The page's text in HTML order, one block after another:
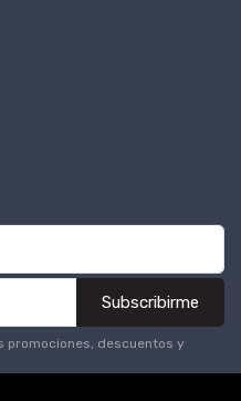
Subscribirme
promociones, descuentos y